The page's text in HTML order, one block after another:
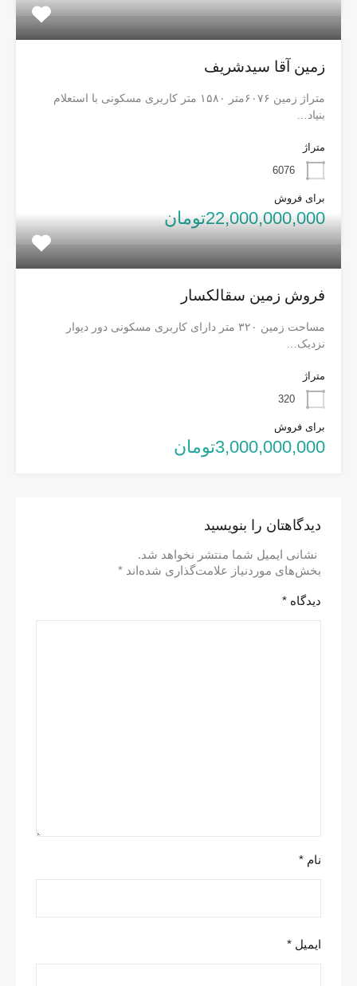
زمین آقا سیدشریف
متراژ زمین ۶۰۷۶متر ۱۵۸۰ متر کاربری مسکونی با استعلام
بنیاد…
متراژ
6076
برای فروش
22,000,000,000تومان
فروش زمین سقالکسار
مساحت زمین ۳۲۰ متر دارای کاربری مسکونی دور دیوار
نزدیک…
متراژ
320
برای فروش
3,000,000,000تومان
دیدگاهتان را بنویسید
نشانی ایمیل شما منتشر نخواهد شد.
بخش‌های موردنیاز علامت‌گذاری شده‌اند *
دیدگاه *
نام *
ایمیل *